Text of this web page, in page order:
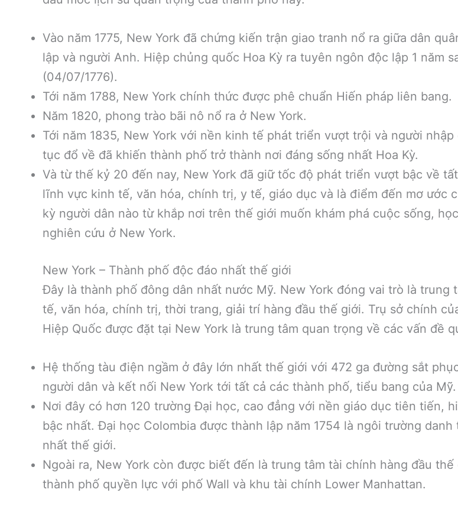
Vào năm 1775, New York đã chứng kiến trận giao tranh nổ ra giữa dân
lập và người Anh. Hiệp chủng quốc Hoa Kỳ ra tuyên ngôn độc lập 1 năm
(04/07/1776).
Tới năm 1788, New York chính thức được phê chuẩn Hiến pháp liên bang.
Năm 1820, phong trào bãi nô nổ ra ở New York.
Tới năm 1835, New York với nền kinh tế phát triển vượt trội và người nhập
tục đổ về đã khiến thành phố trở thành nơi đáng sống nhất Hoa Kỳ.
Và từ thế kỷ 20 đến nay, New York đã giữ tốc độ phát triển vượt bậc về
lĩnh vực kinh tế, văn hóa, chính trị, y tế, giáo dục và là điểm đến mơ ước
kỳ người dân nào từ khắp nơi trên thế giới muốn khám phá cuộc sống,
nghiên cứu ở New York.
New York – Thành phố độc đáo nhất thế giới
Đây là thành phố đông dân nhất nước Mỹ. New York đóng vai trò là trung
tế, văn hóa, chính trị, thời trang, giải trí hàng đầu thế giới. Trụ sở chính
Hiệp Quốc được đặt tại New York là trung tâm quan trọng về các vấn đề
Hệ thống tàu điện ngầm ở đây lớn nhất thế giới với 472 ga đường sắt
người dân và kết nối New York tới tất cả các thành phố, tiểu bang của Mỹ.
Nơi đây có hơn 120 trường Đại học, cao đẳng với nền giáo dục tiên tiến,
bậc nhất. Đại học Colombia được thành lập năm 1754 là ngôi trường danh
nhất thế giới.
Ngoài ra, New York còn được biết đến là trung tâm tài chính hàng đầu thế
thành phố quyền lực với phố Wall và khu tài chính Lower Manhattan.